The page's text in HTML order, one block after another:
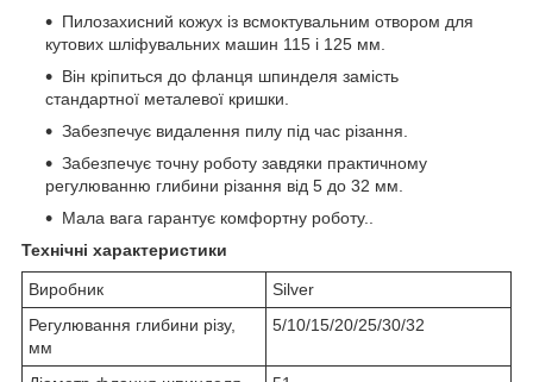
Пилозахисний кожух із всмоктувальним отвором для
кутових шліфувальних машин 115 і 125 мм.
Він кріпиться до фланця шпинделя замість
стандартної металевої кришки.
Забезпечує видалення пилу під час різання.
Забезпечує точну роботу завдяки практичному
регулюванню глибини різання від 5 до 32 мм.
Мала вага гарантує комфортну роботу..
Технічні характеристики
Виробник
Silver
Регулювання глибини різу,
мм
5/10/15/20/25/30/32